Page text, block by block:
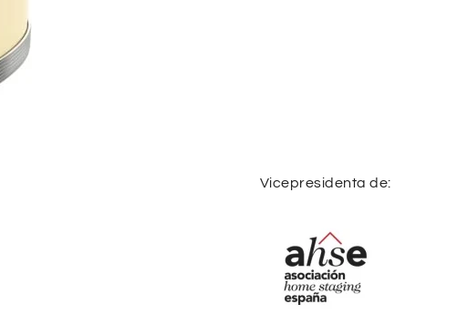
Vicepresidenta de: